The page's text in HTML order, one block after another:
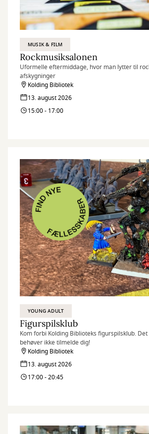
MUSIK & FILM
Rockmusiksalonen
Uformelle eftermiddage, hvor man lytter til
afskygninger
Kolding Bibliotek
13. august 2026
15:00 - 17:00
YOUNG ADULT
Figurspilsklub
Kom forbi Kolding Biblioteks figurspilsklub.
behøver ikke tilmelde dig!
Kolding Bibliotek
13. august 2026
17:00 - 20:45